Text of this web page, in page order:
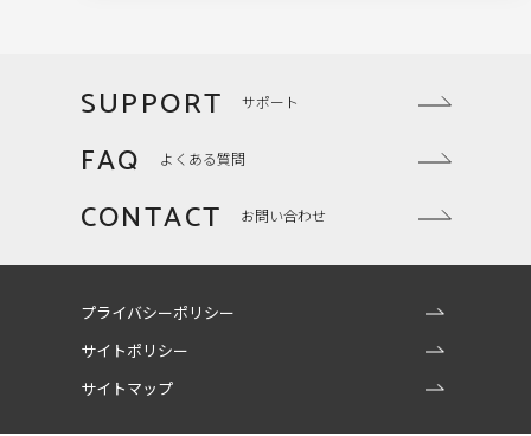
SUPPORT サポート
FAQ よくある質問
CONTACT お問い合わせ
プライバシーポリシー
サイトポリシー
サイトマップ